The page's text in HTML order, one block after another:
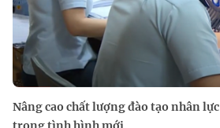
Nâng cao chất lượng đào tạo nhân